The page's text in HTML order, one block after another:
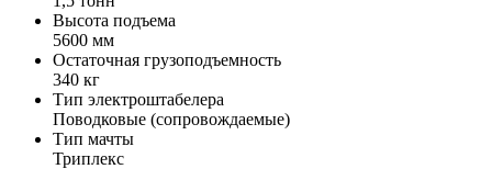
Высота подъема
5600 мм
Остаточная грузоподъемность
340 кг
Тип электроштабелера
Поводковые (сопровождаемые)
Тип мачты
Триплекс